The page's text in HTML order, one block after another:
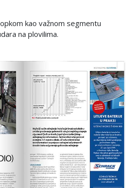
kao važnom segmentu
na plovilima.